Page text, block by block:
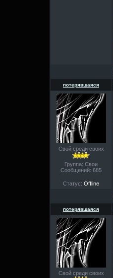
потерявшаяся
Свой среди своих
Группа: Свои
Сообщений: 685
Статус: Offline
потерявшаяся
Свой среди своих